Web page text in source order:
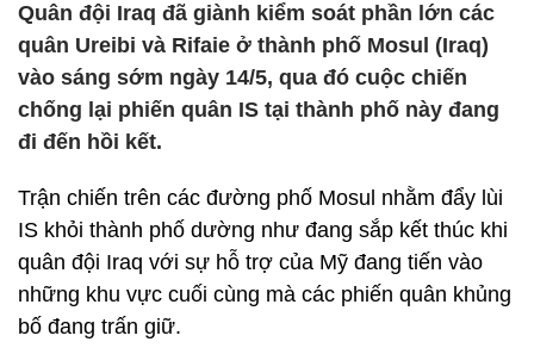
Quân đội Iraq đã giành kiểm soát phần lớn các
quân Ureibi và Rifaie ở thành phố Mosul (Iraq)
vào sáng sớm ngày 14/5, qua đó cuộc chiến
chống lại phiến quân IS tại thành phố này đang
đi đến hồi kết.
Trận chiến trên các đường phố Mosul nhằm đẩy lùi
IS khỏi thành phố dường như đang sắp kết thúc khi
quân đội Iraq với sự hỗ trợ của Mỹ đang tiến vào
những khu vực cuối cùng mà các phiến quân khủng
bố đang trấn giữ.